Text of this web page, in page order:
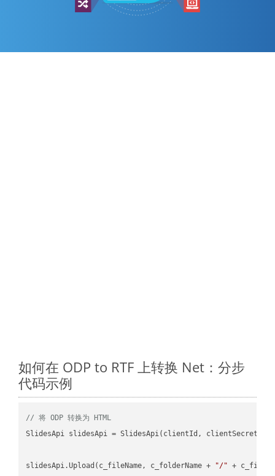
如何在 ODP to RTF 上转换 Net：分步
代码示例
// 将 ODP 转换为 HTML
SlidesApi slidesApi = SlidesApi(clientId, clientSecret);
slidesApi.Upload(c_fileName, c_folderName + "/" +